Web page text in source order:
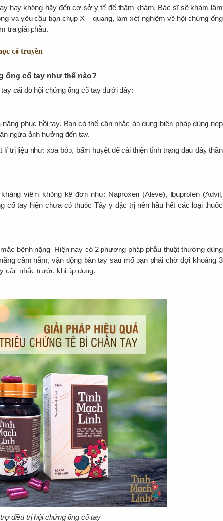
hay không hãy đến cơ sở y tế để thăm khám. Bác sĩ sẽ khám lâm
và yêu cầu bạn chụp X – quang, làm xét nghiệm về hội chứng ống
tra giải phẫu.
cổ truyền
ống cổ tay như thế nào?
cái do hội chứng ống cổ tay dưới đây:
phục hồi tay. Bạn có thể cân nhắc áp dụng biện pháp dùng nẹp
ngừa ảnh hưởng đến tay.
trị liệu như: xoa bóp, bấm huyệt để cải thiện tình trạng đau dây thần
viêm không kê đơn như: Naproxen (Aleve), Ibuprofen (Advil,
cổ tay hiện chưa có thuốc Tây y đặc trị nên hầu hết các loại thuốc
bệnh nặng. Hiện nay có 2 phương pháp phẫu thuật thường dùng
cầm nắm, vận động bàn tay sau mổ bạn phải chờ đợi khoảng 3
cân nhắc trước khi áp dụng.
điều trị hội chứng ống cổ tay